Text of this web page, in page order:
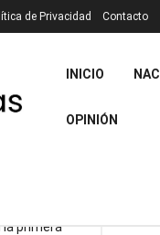
Filtrar
de
primera
de Privacidad Contacto
INICIO
OPINIÓN